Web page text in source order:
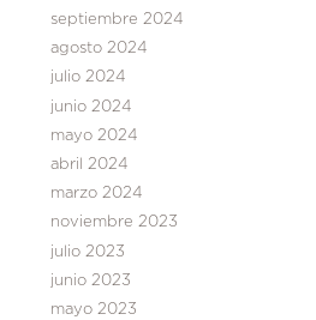
septiembre 2024
agosto 2024
julio 2024
junio 2024
mayo 2024
abril 2024
marzo 2024
noviembre 2023
julio 2023
junio 2023
mayo 2023